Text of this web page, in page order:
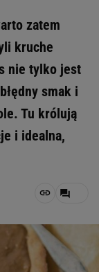
zatem
kruche
nie tylko jest
smak i
Tu królują
i idealna,